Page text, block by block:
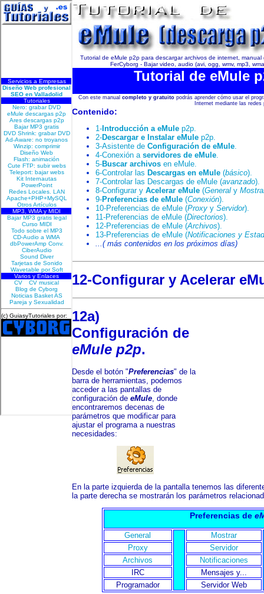
Tutorial de eMule p2p para descargar archivos de internet,
FerCyborg - Bajar video, audio (avi, ogg, wmv, mp3,
Tutorial de eMule
Con este manual completo y gratuitopodrás aprender cómo usar el
Internet mediante las redes
Contenido:
1- Introducción a eMule p2p.
2-Descargar e Instalar eMule p2p.
3-Asistente de Configuración de eMule.
4-Conexión a servidores de eMule.
5-Buscar archivos en eMule.
6-Controlar las Descargas en eMule (básico).
7-Controlar las Descargas de eMule (avanzado).
8-Configurar y Acelerar eMule (General y
9-Preferencias de eMule (Conexión).
10-Preferencias de eMule (Proxy y Servidor).
11-Preferencias de eMule (Directorios).
12-Preferencias de eMule (Archivos).
13-Preferencias de eMule (Notificaciones y
...( más contenidos en los próximos días)
12-Configurar y Acelerar
12a)
Configuración de
eMule p2p.
Desde el botón "Preferencias" de la
barra de herramientas, podemos
acceder a las pantallas de
configuración de eMule , donde
encontraremos decenas de
parámetros que modificar para
ajustar el programa a nuestras
necesidades:
En la parte izquierda de la pantalla tenemos las
la parte derecha se mostrarán los parámetros
Preferencias de
General
Mostrar
Proxy
Servidor
Archivos
Notificaciones
IRC
Mensajes y...
Programador
Servidor Web